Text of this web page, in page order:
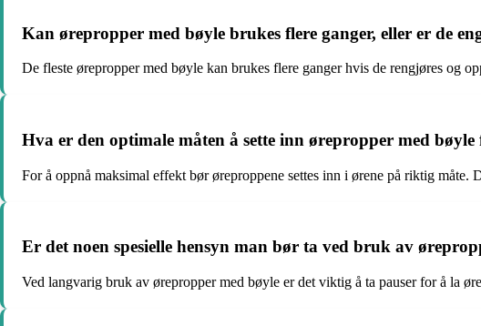
Kan ørepropper med bøyle brukes flere ganger, eller er de
De fleste ørepropper med bøyle kan brukes flere ganger hvis de rengjøres og
Hva er den optimale måten å sette inn ørepropper med
For å oppnå maksimal effekt bør øreproppene settes inn i ørene på riktig
Er det noen spesielle hensyn man bør ta ved bruk av
Ved langvarig bruk av ørepropper med bøyle er det viktig å ta pauser for å la